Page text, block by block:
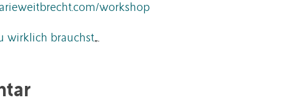
workshop
wirklich brauchst„.